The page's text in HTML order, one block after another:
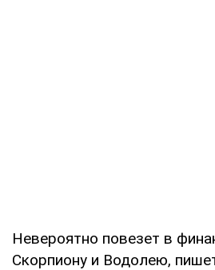
Невероятно повезет в
Скорпиону и Водолею,